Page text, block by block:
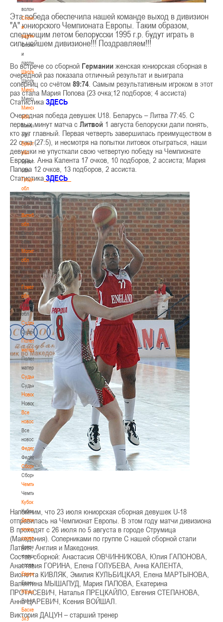
волонтером
Спонсоры
и
партнеры
Спонсоры
и
партнеры
Школы
Школы
Минск
Минск
Минская
обл
Минская
обл
Брестская
обл
Брестская
обл
Гродненская
обл
Гродненская
обл
Витебская
обл
Витебская
обл
Могилевская
обл
Могилевская
обл
Гомельская
обл
Гомельская
обл
Судейство
Судейство
Полезные
материалы
Полезные
материалы
Судьи
Судьи
Новости
Новости
Все
новости
Все
новости
Федерация
Федерация
Сборные
Сборные
Чемпионат
Чемпионат
Кубок
Кубок
Детско-
юношеские
соревнования
Детско-
юношеские
соревнования
Еврокубки
Еврокубки
Разное
Разное
Баскетбол
3х3
Эта победа обеспечила нашей команде выход в дивизион
"А" юниорского Чемпионата Европы. Таким образом,
следующим летом белорусски 1995 г.р. будут играть в
сильнейшем дивизионе!!! Поздравляем!!!
Во встрече со сборной Германии женская юниорская сборная в
очередной раз показала отличный результат и выиграла
соперниц со счётом 89:74 . Самым результативным игроком в этот
раз стала Мария Попова (23 очка;12 подборов; 4 ассиста)
Статистика ЗДЕСЬ
Очередная победа девушек U18. Беларусь – Литва 77:45. С
первых минут матча с Литвой 1 августа белоруски дали понять,
кто тут главный. Первая четверть завершилась преимуществом в
22 очка (27:5), и несмотря на попытки литовок отыграться, наши
девушки не упусткали свою четвертую победу на Чемпионате
Европы. Анна Калента 17 очков, 10 подборов, 2 ассиста; Мария
Папова 12 очков, 13 подборов, 2 ассиста.
Статистика ЗДЕСЬ
Напомним, что 23 июля юниорская сборная девушек U-18
отправилась на Чемпионат Европы. В этом году матчи дивизиона
В проходят с 26 июля по 5 августа в городе Струмица
(Македония). Соперниками по группе С нашей сборной стали
Латвия, Англия и Македония.
Состав сборной: Анастасия ОВЧИННИКОВА, Юлия ГАПОНОВА,
Анаставия ГОРИНА, Елена ГОЛУБЕВА, Анна КАЛЕНТА,
Виолетта КИВЛЯК, Эмилия КУЛЬБИЦКАЯ, Елена МАРТЫНОВА,
Валентина МЫШАПУД, Мария ПАПОВА, Екатерина
ПРОТАСЕВИЧ, Наталья ПРЕЦКАЙЛО, Евгения СТЕПАНОВА,
Анна ЦАРЕВИЧ, Ксения ВОЙШАЛ.
Виктория ДАЦУН – старший тренер